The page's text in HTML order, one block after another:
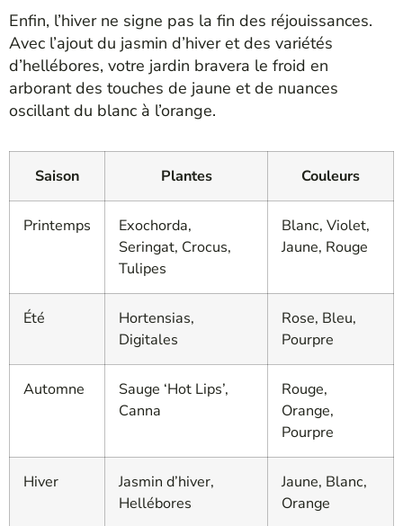
Enfin, l’hiver ne signe pas la fin des réjouissances.
Avec l’ajout du jasmin d’hiver et des variétés
d’hellébores, votre jardin bravera le froid en
arborant des touches de jaune et de nuances
oscillant du blanc à l’orange.
Saison Plantes Couleurs
Printemps
Exochorda,
Seringat, Crocus,
Tulipes
Blanc, Violet,
Jaune, Rouge
Été
Hortensias,
Digitales
Rose, Bleu,
Pourpre
Automne
Sauge ‘Hot Lips’,
Canna
Rouge,
Orange,
Pourpre
Hiver
Jasmin d’hiver,
Hellébores
Jaune, Blanc,
Orange